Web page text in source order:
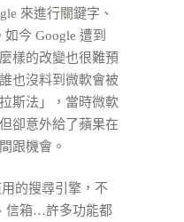
來進行關鍵字、
今 Google 遭到
樣的改變也很難預
也沒料到微軟會被
斯法」，當時微軟
卻意外給了蘋果在
跟機會。
的搜尋引擎，不
信箱…許多功能都